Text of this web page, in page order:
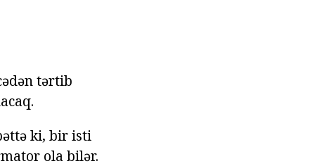
tərtib
ki, bir isti
ola bilər.